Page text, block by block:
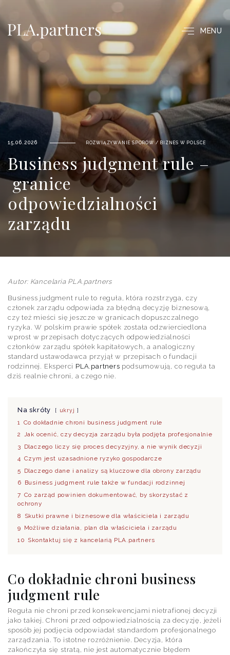
MENU
15.06.2026 ROZWIĄZYWANIE SPORÓW / BIZNES W POLSCE
Business judgment rule –
granice
odpowiedzialności
zarządu
Autor: Kancelaria PLA.partners
Business judgment rule to reguła, która rozstrzyga, czy
członek zarządu odpowiada za błędną decyzję biznesową,
czy też mieści się jeszcze w granicach dopuszczalnego
ryzyka. W polskim prawie spółek została odzwierciedlona
wprost w przepisach dotyczących odpowiedzialności
członków zarządu spółek kapitałowych, a analogiczny
standard ustawodawca przyjął w przepisach o fundacji
rodzinnej. Eksperci PLA.partners podsumowują, co reguła ta
dziś realnie chroni, a czego nie.
Na skróty ukryj
1
Co dokładnie chroni business judgment rule
2 Jak ocenić, czy decyzja zarządu była podjęta profesjonalnie
3 Dlaczego liczy się proces decyzyjny, a nie wynik decyzji
4 Czym jest uzasadnione ryzyko gospodarcze
5 Dlaczego dane i analizy są kluczowe dla obrony zarządu
6 Business judgment rule także w fundacji rodzinnej
7 Co zarząd powinien dokumentować, by skorzystać z
ochrony
8
Skutki prawne i biznesowe dla właściciela i zarządu
9 Możliwe działania, plan dla właściciela i zarządu
10 Skontaktuj się z kancelarią PLA.partners
Co dokładnie chroni business
judgment rule
Reguła nie chroni przed konsekwencjami nietrafionej decyzji
jako takiej. Chroni przed odpowiedzialnością za decyzję, jeżeli
sposób jej podjęcia odpowiadał standardom profesjonalnego
zarządzania. To istotne rozróżnienie. Decyzja, która
zakończyła się stratą, nie jest automatycznie błędem